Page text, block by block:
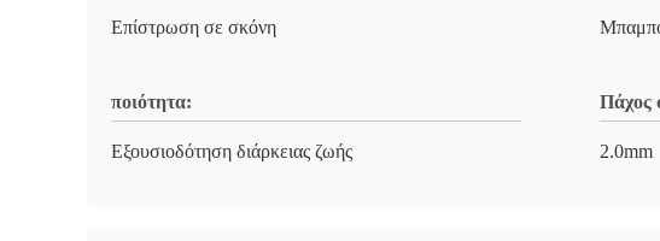
Επίστρωση σε σκόνη
ποιότητα:
Εξουσιοδότηση διάρκειας ζωής
Πάχος
2.0mm